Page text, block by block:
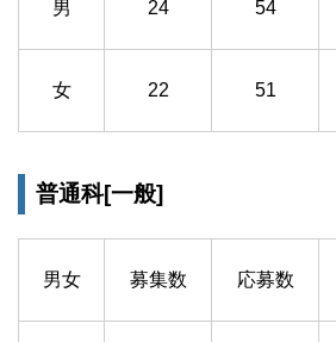
男 24 54
女 22 51
普通科[一般]
男女 募集数 応募数